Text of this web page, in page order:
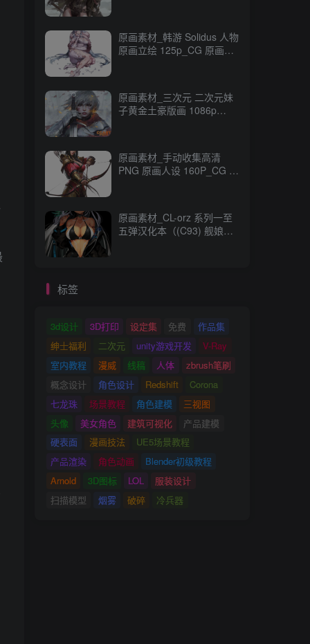
原画素材_韩游 Solidus 人物
原画立绘 125p_CG 原画资
原画素材_三次元 二次元妹
子黄金土豪版画 1086p
原画素材_手动收集高清
PNG 原画人设 160P_CG 原
原画素材_CL-orz 系列一至
五弹汉化本（(C93) 舰娘
标签
3d设计 3D打印 设定集 免费
作品集
绅士福利
二次元 unity游戏开发
V-Ray
室内教程
漫威 线稿 人体
zbrush笔刷
概念设计
角色设计 Redshift
Corona
七龙珠
场景教程 角色建模
三视图
头像
美女角色 建筑可视化
产品建模
硬表面
漫画技法
UE5场景教程
产品渲染
角色动画
Blender初级教程
Arnold
3D图标 LOL
服装设计
扫描模型
烟雾 破碎 冷兵器